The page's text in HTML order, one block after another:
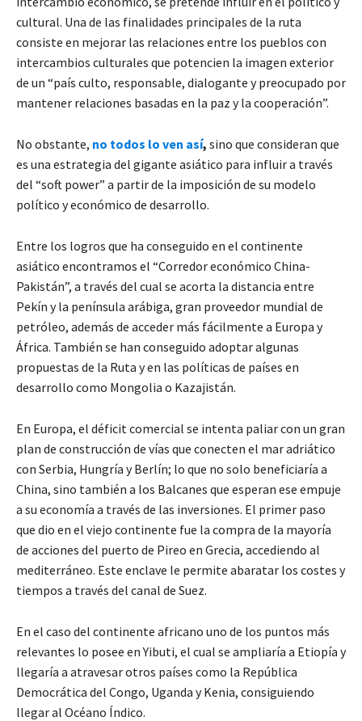
cultural. Una de las finalidades principales de la ruta
consiste en mejorar las relaciones entre los pueblos con
intercambios culturales que potencien la imagen exterior
de un “país culto, responsable, dialogante y preocupado por
mantener relaciones basadas en la paz y la cooperación”.
No obstante, no todos lo ven así, sino que consideran que
es una estrategia del gigante asiático para influir a través
del “soft power” a partir de la imposición de su modelo
político y económico de desarrollo.
Entre los logros que ha conseguido en el continente
asiático encontramos el “Corredor económico China-
Pakistán”, a través del cual se acorta la distancia entre
Pekín y la península arábiga, gran proveedor mundial de
petróleo, además de acceder más fácilmente a Europa y
África. También se han conseguido adoptar algunas
propuestas de la Ruta y en las políticas de países en
desarrollo como Mongolia o Kazajistán.
En Europa, el déficit comercial se intenta paliar con un gran
plan de construcción de vías que conecten el mar adriático
con Serbia, Hungría y Berlín; lo que no solo beneficiaría a
China, sino también a los Balcanes que esperan ese empuje
a su economía a través de las inversiones. El primer paso
que dio en el viejo continente fue la compra de la mayoría
de acciones del puerto de Pireo en Grecia, accediendo al
mediterráneo. Este enclave le permite abaratar los costes y
tiempos a través del canal de Suez.
En el caso del continente africano uno de los puntos más
relevantes lo posee en Yibuti, el cual se ampliaría a Etiopía y
llegaría a atravesar otros países como la República
Democrática del Congo, Uganda y Kenia, consiguiendo
llegar al Océano Índico.